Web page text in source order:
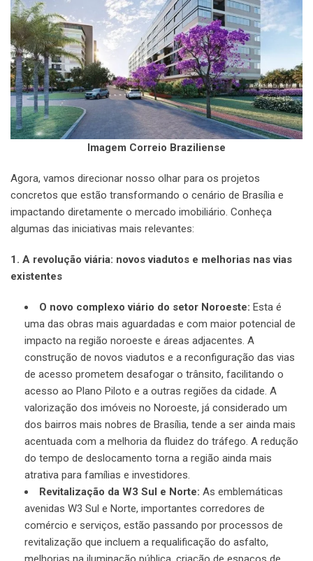
Imagem Correio Braziliense
Agora, vamos direcionar nosso olhar para os projetos
concretos que estão transformando o cenário de Brasília e
impactando diretamente o mercado imobiliário. Conheça
algumas das iniciativas mais relevantes:
1. A revolução viária: novos viadutos e melhorias nas vias
existentes
O novo complexo viário do setor Noroeste: Esta é
uma das obras mais aguardadas e com maior potencial de
impacto na região noroeste e áreas adjacentes. A
construção de novos viadutos e a reconfiguração das vias
de acesso prometem desafogar o trânsito, facilitando o
acesso ao Plano Piloto e a outras regiões da cidade. A
valorização dos imóveis no Noroeste, já considerado um
dos bairros mais nobres de Brasília, tende a ser ainda mais
acentuada com a melhoria da fluidez do tráfego. A redução
do tempo de deslocamento torna a região ainda mais
atrativa para famílias e investidores.
Revitalização da W3 Sul e Norte: As emblemáticas
avenidas W3 Sul e Norte, importantes corredores de
comércio e serviços, estão passando por processos de
revitalização que incluem a requalificação do asfalto,